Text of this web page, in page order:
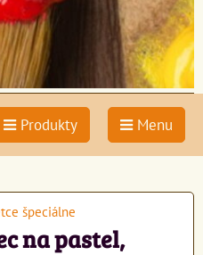
Produkty Menu
špeciálne
na pastel,